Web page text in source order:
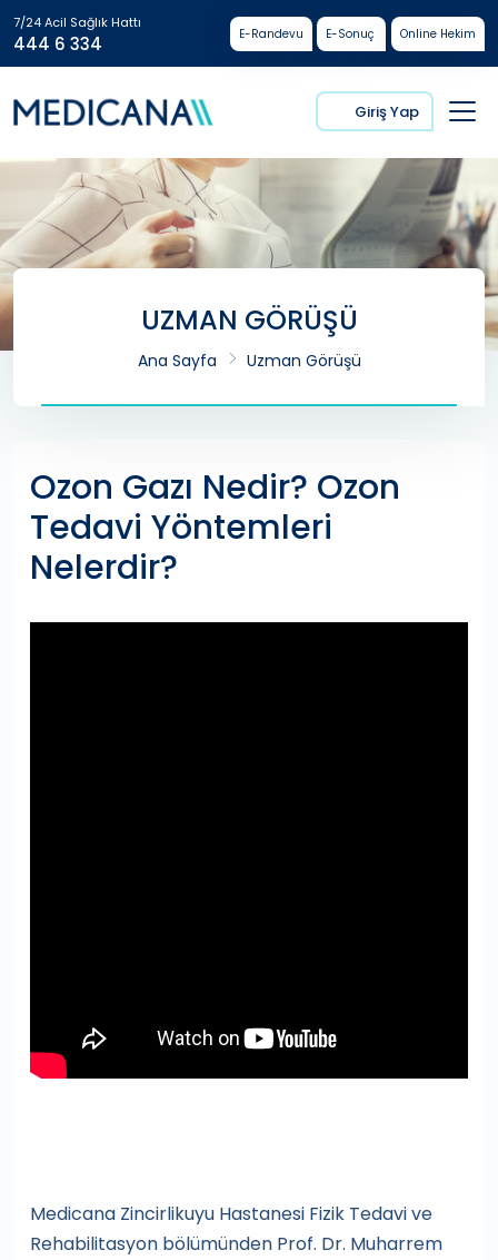
7/24 Acil Sağlık Hattı
444 6 334 E-Randevu E-Sonuç Online Hekim
Giriş Yap
UZMAN GÖRÜŞÜ
Ana Sayfa Uzman Görüşü
Ozon Gazı Nedir? Ozon
Tedavi Yöntemleri
Nelerdir?
Medicana Zincirlikuyu Hastanesi Fizik Tedavi ve
Rehabilitasyon bölümünden Prof. Dr. Muharrem